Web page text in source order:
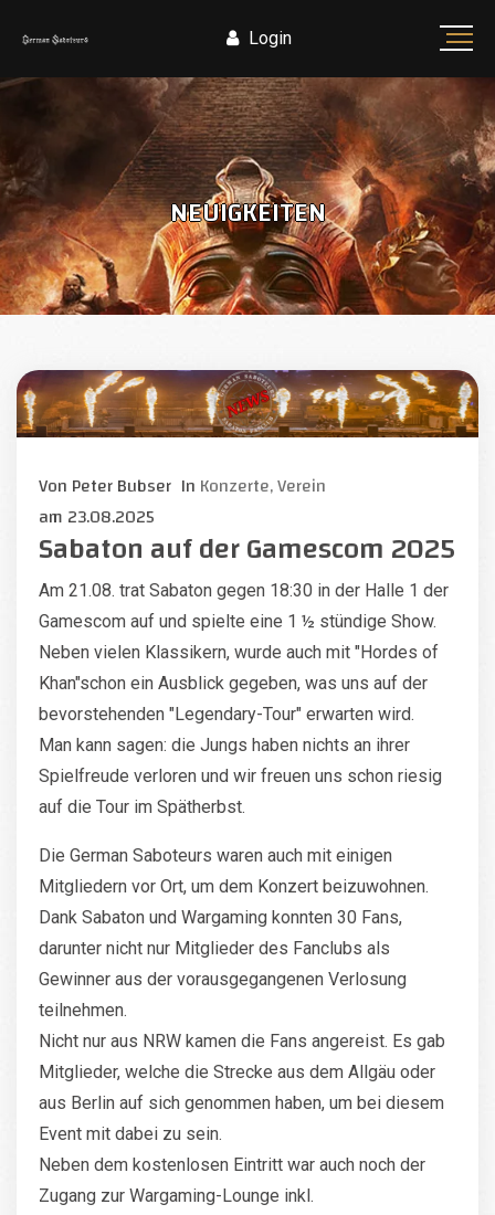
Login
NEUIGKEITEN
Von Peter Bubser In Konzerte,Verein
am 23.08.2025
Sabaton auf der Gamescom 2025
Am 21.08. trat Sabaton gegen 18:30 in der Halle 1 der
Gamescom auf und spielte eine 1 ½ stündige Show.
Neben vielen Klassikern, wurde auch mit "Hordes of
Khan"schon ein Ausblick gegeben, was uns auf der
bevorstehenden "Legendary-Tour" erwarten wird.
Man kann sagen: die Jungs haben nichts an ihrer
Spielfreude verloren und wir freuen uns schon riesig
auf die Tour im Spätherbst.
Die German Saboteurs waren auch mit einigen
Mitgliedern vor Ort, um dem Konzert beizuwohnen.
Dank Sabaton und Wargaming konnten 30 Fans,
darunter nicht nur Mitglieder des Fanclubs als
Gewinner aus der vorausgegangenen Verlosung
teilnehmen.
Nicht nur aus NRW kamen die Fans angereist. Es gab
Mitglieder, welche die Strecke aus dem Allgäu oder
aus Berlin auf sich genommen haben, um bei diesem
Event mit dabei zu sein.
Neben dem kostenlosen Eintritt war auch noch der
Zugang zur Wargaming-Lounge inkl.